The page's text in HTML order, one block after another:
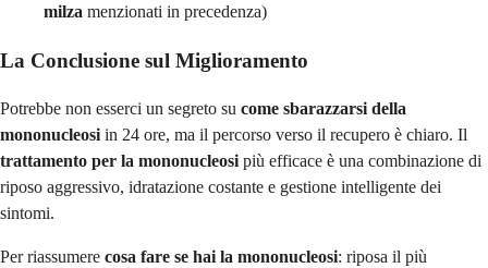
milza menzionati in precedenza)
La Conclusione sul Miglioramento
Potrebbe non esserci un segreto su come sbarazzarsi della
mononucleosiin 24 ore, ma il percorso verso il recupero è chiaro. Il
trattamento per la mononucleosipiù efficace è una combinazione di
riposo aggressivo, idratazione costante e gestione intelligente dei
sintomi.
Per riassumere cosa fare se hai la mononucleosi: riposa il più